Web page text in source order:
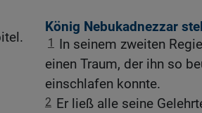
König Nebukadnezzar
1
In seinem zweiten
einen Traum, der ihn so
einschlafen konnte.
2 Er ließ alle seine